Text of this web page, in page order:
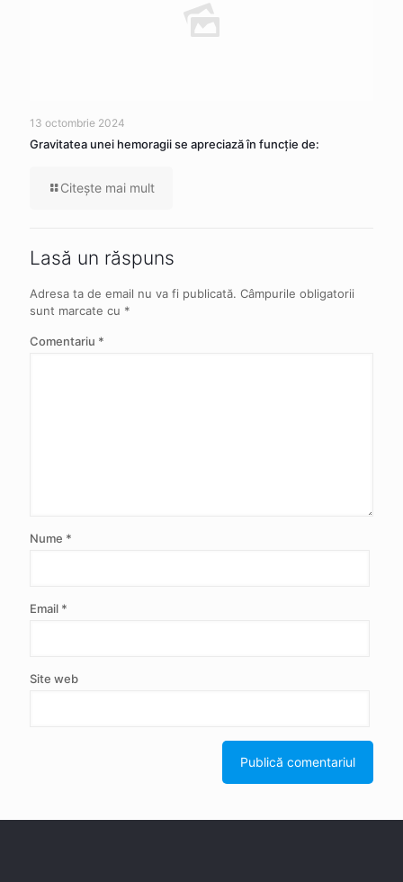
13 octombrie 2024
Gravitatea unei hemoragii se apreciază în funcție de:
Citeşte mai mult
Lasă un răspuns
Adresa ta de email nu va fi publicată. Câmpurile obligatorii
sunt marcate cu *
Comentariu *
Nume *
Email *
Site web